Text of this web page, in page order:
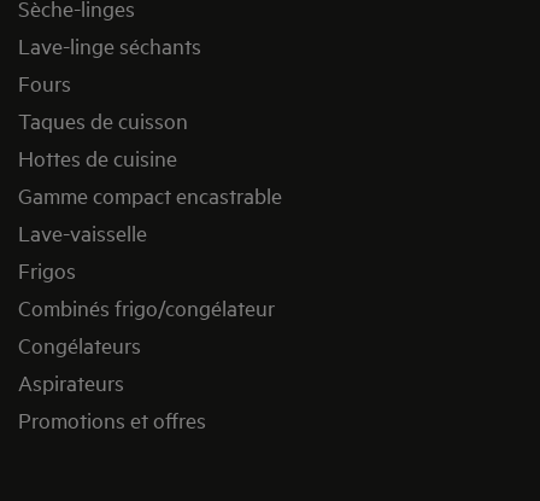
Sèche-linges
Lave-linge séchants
Fours
Taques de cuisson
Hottes de cuisine
Gamme compact encastrable
Lave-vaisselle
Frigos
Combinés frigo/congélateur
Congélateurs
Aspirateurs
Promotions et offres